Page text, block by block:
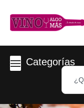
Categorías